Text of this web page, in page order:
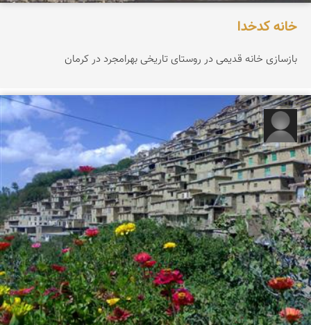
خانه کدخدا
بازسازی خانه قدیمی در روستای تاریخی بهرامجرد در کرمان
آرام آرمانه